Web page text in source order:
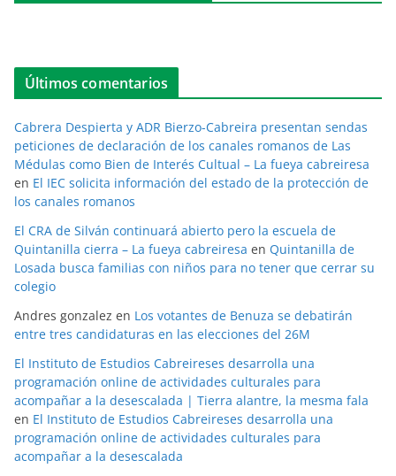
Últimos comentarios
Cabrera Despierta y ADR Bierzo-Cabreira presentan sendas
peticiones de declaración de los canales romanos de Las
Médulas como Bien de Interés Cultual – La fueya cabreiresa
en El IEC solicita información del estado de la protección de
los canales romanos
El CRA de Silván continuará abierto pero la escuela de
Quintanilla cierra – La fueya cabreiresa en Quintanilla de
Losada busca familias con niños para no tener que cerrar su
colegio
Andres gonzalez en Los votantes de Benuza se debatirán
entre tres candidaturas en las elecciones del 26M
El Instituto de Estudios Cabreireses desarrolla una
programación online de actividades culturales para
acompañar a la desescalada | Tierra alantre, la mesma fala
en El Instituto de Estudios Cabreireses desarrolla una
programación online de actividades culturales para
acompañar a la desescalada